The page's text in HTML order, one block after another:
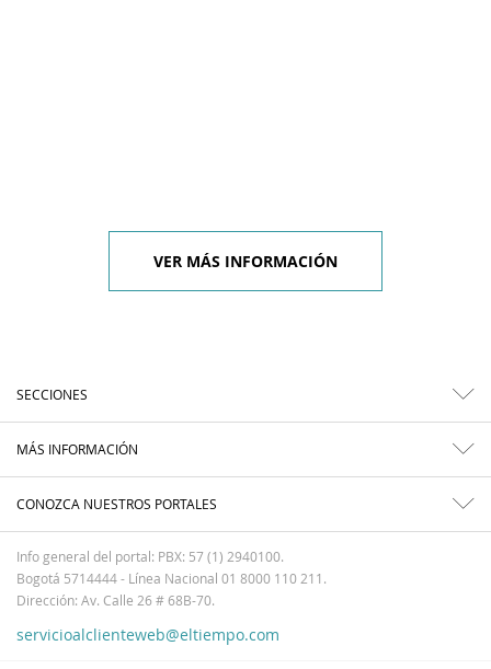
VER MÁS INFORMACIÓN
SECCIONES
MÁS INFORMACIÓN
CONOZCA NUESTROS PORTALES
Info general del portal: PBX: 57 (1) 2940100.
Bogotá 5714444 - Línea Nacional 01 8000 110 211.
Dirección: Av. Calle 26 # 68B-70.
servicioalclienteweb@eltiempo.com